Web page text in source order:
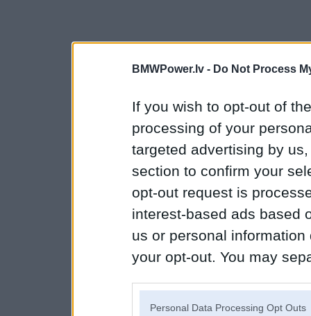
BMWPower.lv - Do Not Process
If you wish to opt-out of
processing of your
targeted advertising by
section to confirm your
opt-out request is
interest-based ads based
us or personal
your opt-out. You may
Personal Data Processing Opt Outs